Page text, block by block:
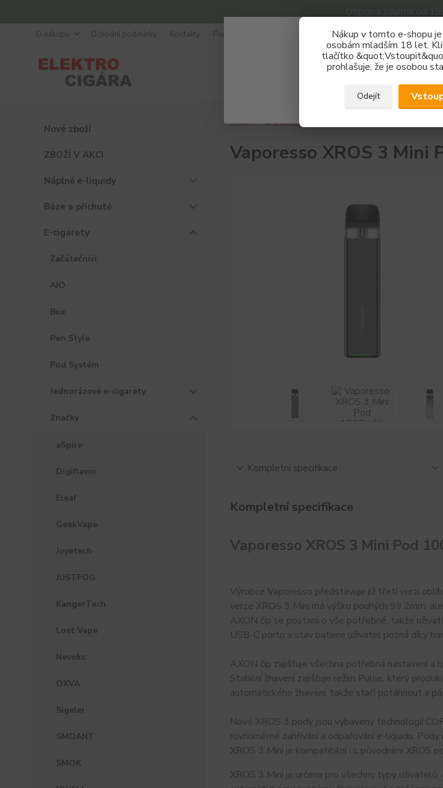
Doprava zdarma od
Nákup v tomto e-shopu je
osobám mladším 18 let.
tlačítko
prohlašuje, že je osobou
Odejít
O nákupu Ochodní podmínky Kontakty Poradna
Nové zboží
ZBOŽÍ V AKCI
Náplně e-liquidy
Báze a příchutě
E-cigarety
Začátečníci
AIO
Box
Pen Style
Pod Systém
Jednorázové e-cigarety
Značky
aSpire
Digiflavor
Eleaf
GeekVape
Joyetech
JUSTFOG
KangerTech
Lost Vape
Nevoks
OXVA
Sigelei
SMOANT
SMOK
Úvod E-cigarety
Vaporesso XROS 3 Mini
Kompletní specifikace
Kompletní specifikace
Vaporesso XROS 3 Mini Pod
Výrobce Vaporesso představuje již třetí verzi
verze XROS 3 Mini má výšku pouhých 99,2mm,
AXON čip se postará o vše potřebné, takže
USB-C portu a stav baterie uživatel pozná díky
AXON čip zajišťuje všechna potřebná nastavení a
Stabilní žhavení zajišťuje režim Pulse, který
automatického žhavení, takže stačí potáhnout a
Nové XROS 3 pody jsou vybaveny technologií
rovnoměrné zahřívání a odpařování e-liquidu.
XROS 3 Mini je kompatibilní i s původními XROS
XROS 3 Mini je určena pro všechny typy
Získej slevu
Zaregistruj se a nakupuj se
REGISTRAČNÍ
Zavřít